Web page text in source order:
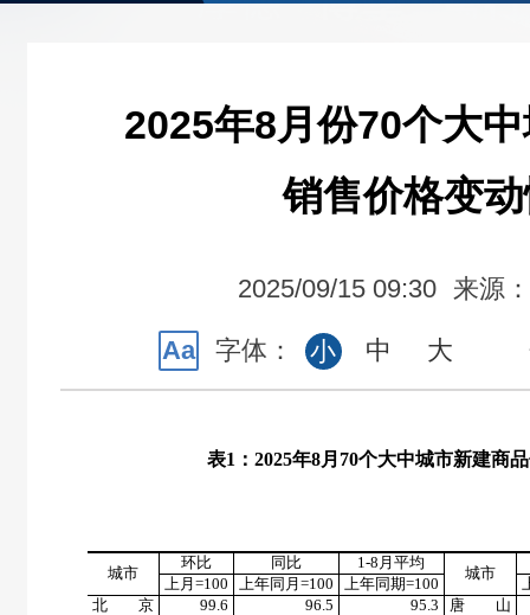
2025年8月份70个大
销售价格变
2025/09/15 09:30 来源
Aa 字体： 小 中 大
表1 ： 2025年8月 70个大中城市新建商
城市
环比 同比 1-8 月平均
城市
上月 =100 上年同月 =100 上年同期=100
北 京
99.6 96.5 95.3
唐 山